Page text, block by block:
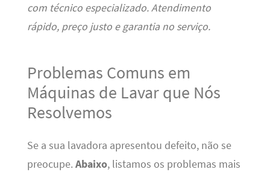
com técnico especializado. Atendimento
rápido, preço justo e garantia no serviço.
Problemas Comuns em
Máquinas de Lavar que Nós
Resolvemos
Se a sua lavadora apresentou defeito, não se
preocupe. Abaixo, listamos os problemas mais